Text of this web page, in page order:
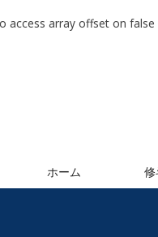
access array offset on false
ホーム 修